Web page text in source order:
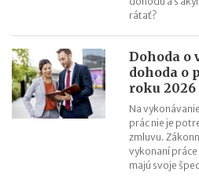
rátať?
Dohoda o
dohoda o
roku 2026
Na
prác nie je
zmluvu.
vykonaní
majú svoje